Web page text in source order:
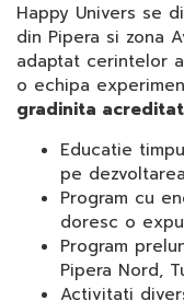
Happy Univers se
din Pipera si zona
adaptat cerintelor
o echipa
gradinita
Educatie
pe
Program cu
doresc o
Program
Pipera Nord,
Activitati